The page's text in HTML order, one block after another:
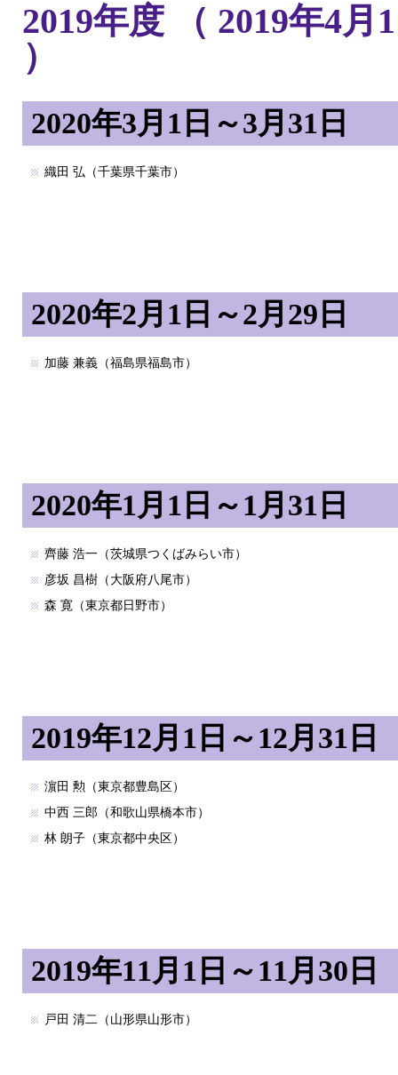
2019年度 （ 2019年4月
）
2020年3月1日～3月31日
織田 弘（千葉県千葉市）
2020年2月1日～2月29日
加藤 兼義（福島県福島市）
2020年1月1日～1月31日
齊藤 浩一（茨城県つくばみらい市）
彦坂 昌樹（大阪府八尾市）
森 寛（東京都日野市）
2019年12月1日～12月31日
濵田 勲（東京都豊島区）
中西 三郎（和歌山県橋本市）
林 朗子（東京都中央区）
2019年11月1日～11月30日
戸田 清二（山形県山形市）